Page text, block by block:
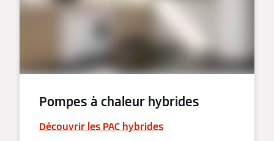
Pompes à chaleur hybrides
Découvrir les PAC hybrides